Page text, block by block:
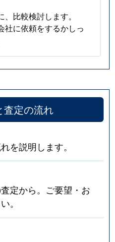
比較検討します。
社に依頼をするかしっ
査定の流れ
を説明します。
定から。ご要望・お
。